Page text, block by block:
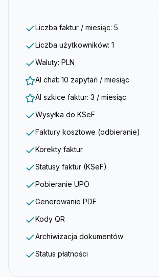
Liczba faktur / miesiąc: 5
Liczba użytkowników: 1
Waluty: PLN
AI chat: 10 zapytań / miesiąc
AI szkice faktur: 3 / miesiąc
Wysyłka do KSeF
Faktury kosztowe (odbieranie)
Korekty faktur
Statusy faktur (KSeF)
Pobieranie UPO
Generowanie PDF
Kody QR
Archiwizacja dokumentów
Status płatności